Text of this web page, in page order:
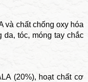
và chất chống oxy hóa
tóc, móng tay chắc
(20%), hoạt chất cơ